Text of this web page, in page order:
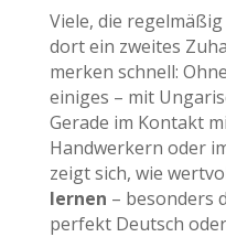
Viele, die
dort ein zweites
merken schnell:
einiges – mit
Gerade im Kontakt
Handwerkern oder
zeigt sich, wie
lernen – besonders
perfekt Deutsch